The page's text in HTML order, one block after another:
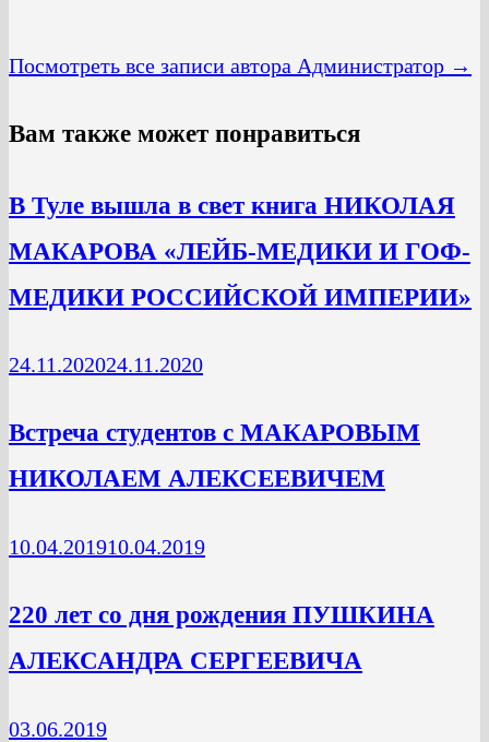
Посмотреть все записи автора Администратор →
Вам также может понравиться
В Туле вышла в свет книга НИКОЛАЯ
МАКАРОВА «ЛЕЙБ-МЕДИКИ И ГОФ-
МЕДИКИ РОССИЙСКОЙ ИМПЕРИИ»
24.11.202024.11.2020
Встреча студентов с МАКАРОВЫМ
НИКОЛАЕМ АЛЕКСЕЕВИЧЕМ
10.04.201910.04.2019
220 лет со дня рождения ПУШКИНА
АЛЕКСАНДРА СЕРГЕЕВИЧА
03.06.2019